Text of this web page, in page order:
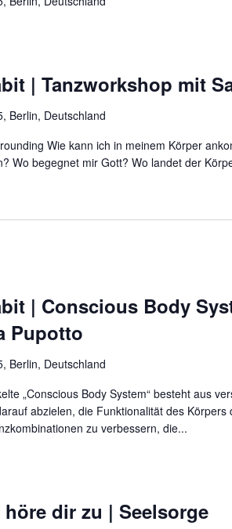
| Tanzworkshop mit
Berlin, Deutschland
Wie kann ich in meinem Körper
Wo begegnet mir Gott? Wo landet der
| Conscious Body
Pupotto
Berlin, Deutschland
„Conscious Body System“ besteht aus
abzielen, die Funktionalität des Körpers
zu verbessern, die...
höre dir zu | Seelsorge